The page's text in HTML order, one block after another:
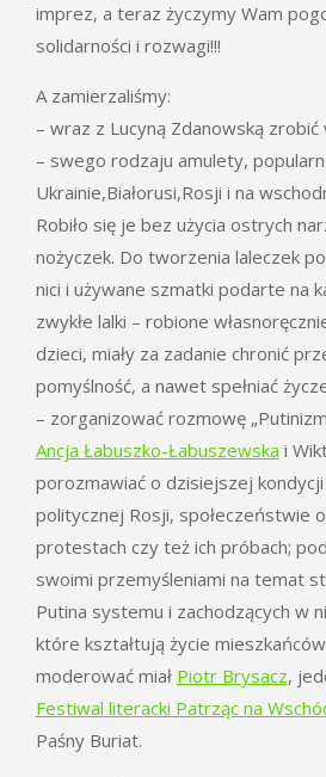
imprez, a teraz życzymy Wam
solidarności i rozwagi!!!
A zamierzaliśmy:
– wraz z Lucyną Zdanowską zrobić
– swego rodzaju amulety,
Ukrainie,Białorusi,Rosji i na
Robiło się je bez użycia ostrych
nożyczek. Do tworzenia laleczek
nici i używane szmatki podarte na
zwykłe lalki – robione
dzieci, miały za zadanie chronić
pomyślność, a nawet spełniać
– zorganizować rozmowę
Ancja Łabuszko-Łabuszewska i
porozmawiać o dzisiejszej kondycji
politycznej Rosji, społeczeństwie
protestach czy też ich próbach;
swoimi przemyśleniami na temat
Putina systemu i zachodzących w
które kształtują życie
moderować miał Piotr Brysacz,
Festiwal literacki Patrząc na
Paśny Buriat.